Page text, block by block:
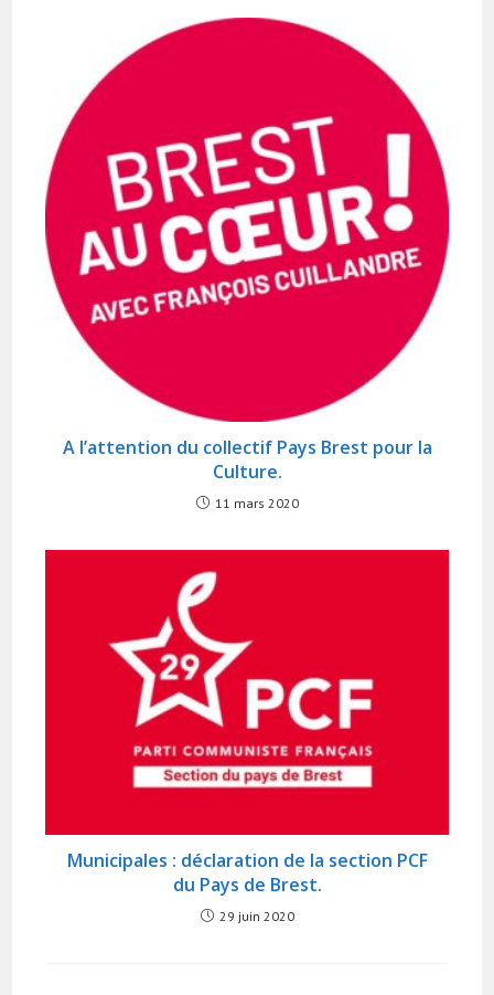
A l’attention du collectif Pays Brest pour la
Culture.
11 mars 2020
Municipales : déclaration de la section PCF
du Pays de Brest.
29 juin 2020